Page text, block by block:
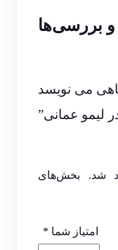
و بررسی‌ها
می نویسد
لیمو عمانی”
شد. بخش‌های
امتیاز شما *